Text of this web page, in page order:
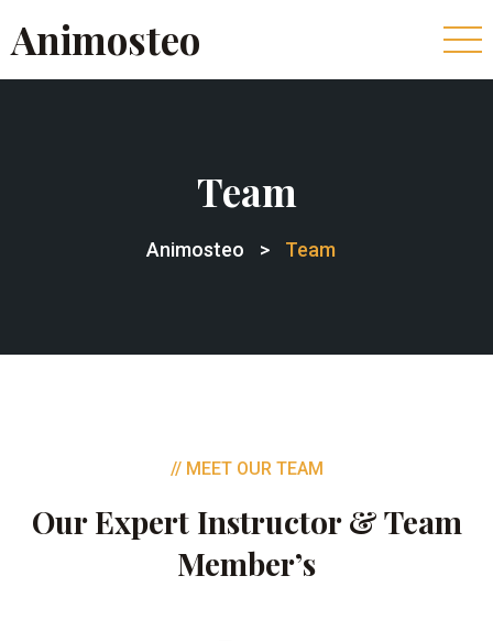
Animosteo
Team
Animosteo > Team
// MEET OUR TEAM
Our Expert Instructor & Team
Member’s